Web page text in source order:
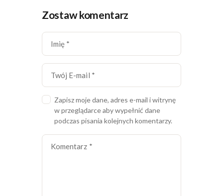
Zostaw komentarz
Zapisz moje dane, adres e-mail i witrynę
w przeglądarce aby wypełnić dane
podczas pisania kolejnych komentarzy.